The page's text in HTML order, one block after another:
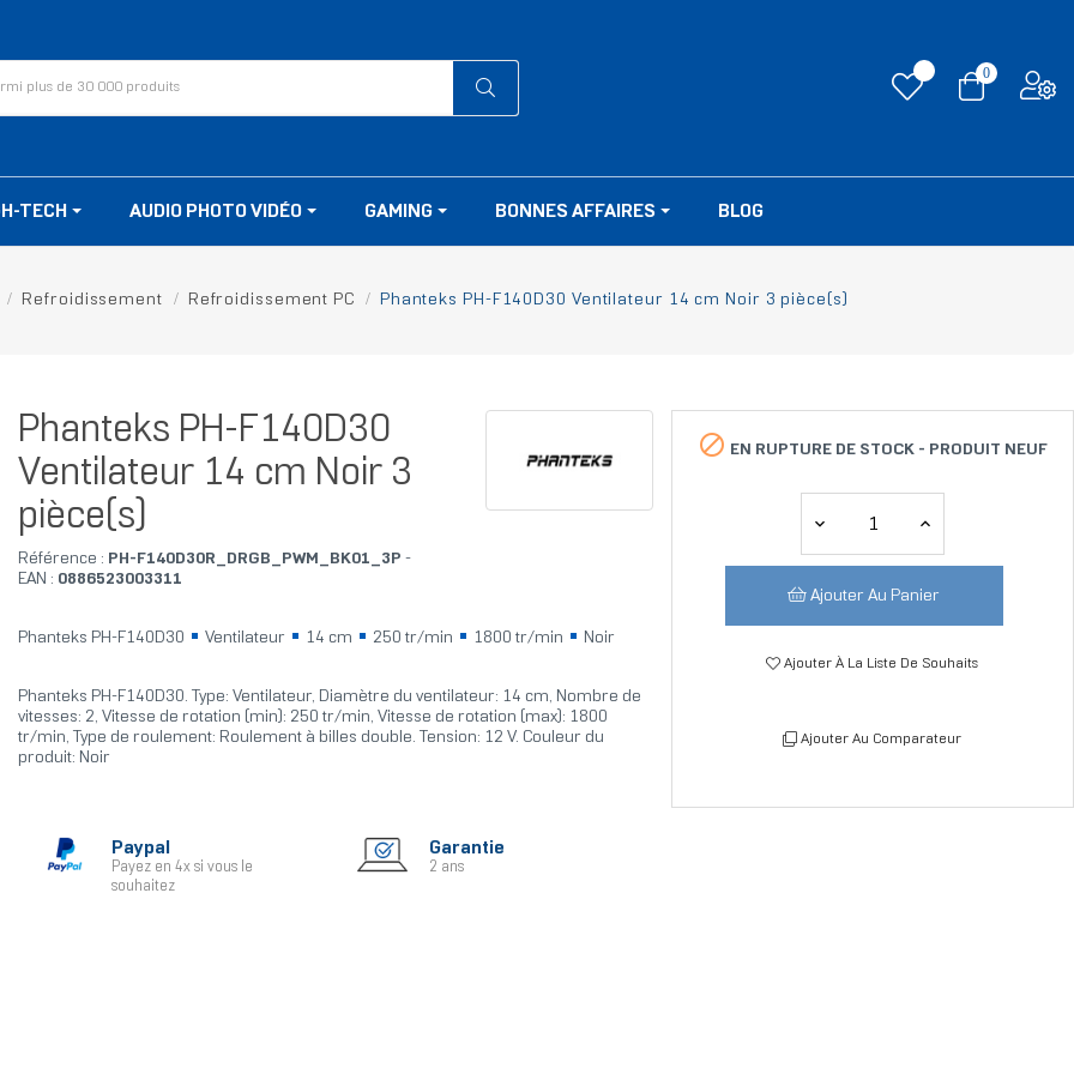
0
TECH AUDIO PHOTO VIDÉO GAMING BONNES AFFAIRES BLOG
Refroidissement Refroidissement PC Phanteks PH-F140D30 Ventilateur 14 cm Noir 3 pièce(s)
Phanteks PH-F140D30
Ventilateur 14 cm Noir 3
pièce(s)
Référence : PH-F140D30R_DRGB_PWM_BK01_3P -
EAN : 0886523003311
Phanteks PH-F140D30 Ventilateur 14 cm 250 tr/min 1800 tr/min Noir
Phanteks PH-F140D30. Type: Ventilateur, Diamètre du ventilateur: 14 cm, Nombre de
vitesses: 2, Vitesse de rotation (min): 250 tr/min, Vitesse de rotation (max): 1800
tr/min, Type de roulement: Roulement à billes double. Tension: 12 V. Couleur du
produit: Noir
Paypal
Payez en 4x si vous le
souhaitez
Garantie
2 ans
 EN RUPTURE DE STOCK - PRODUIT NEUF
Ajouter Au Panier
Ajouter À La Liste De Souhaits
Ajouter Au Comparateur